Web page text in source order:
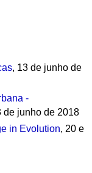
, 13 de junho de
-
de junho de 2018
in Evolution, 20 e